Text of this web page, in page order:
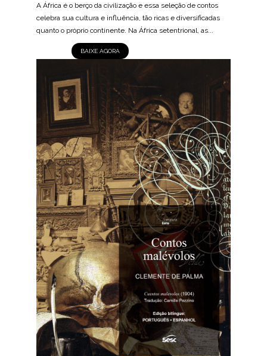
A África é o berço da civilização e essa seleção de contos
celebra sua cultura e influência, tão ricas e diversificadas
quanto o próprio continente. Na África setentrional, as...
BAIXE AGORA